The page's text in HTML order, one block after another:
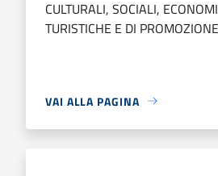
CULTURALI, SOCIALI,
TURISTICHE E DI
VAI ALLA PAGINA